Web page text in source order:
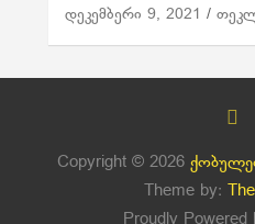
დეკემბერი 9, 2021
Copyright © 2026
Theme by:
Proudly Powered